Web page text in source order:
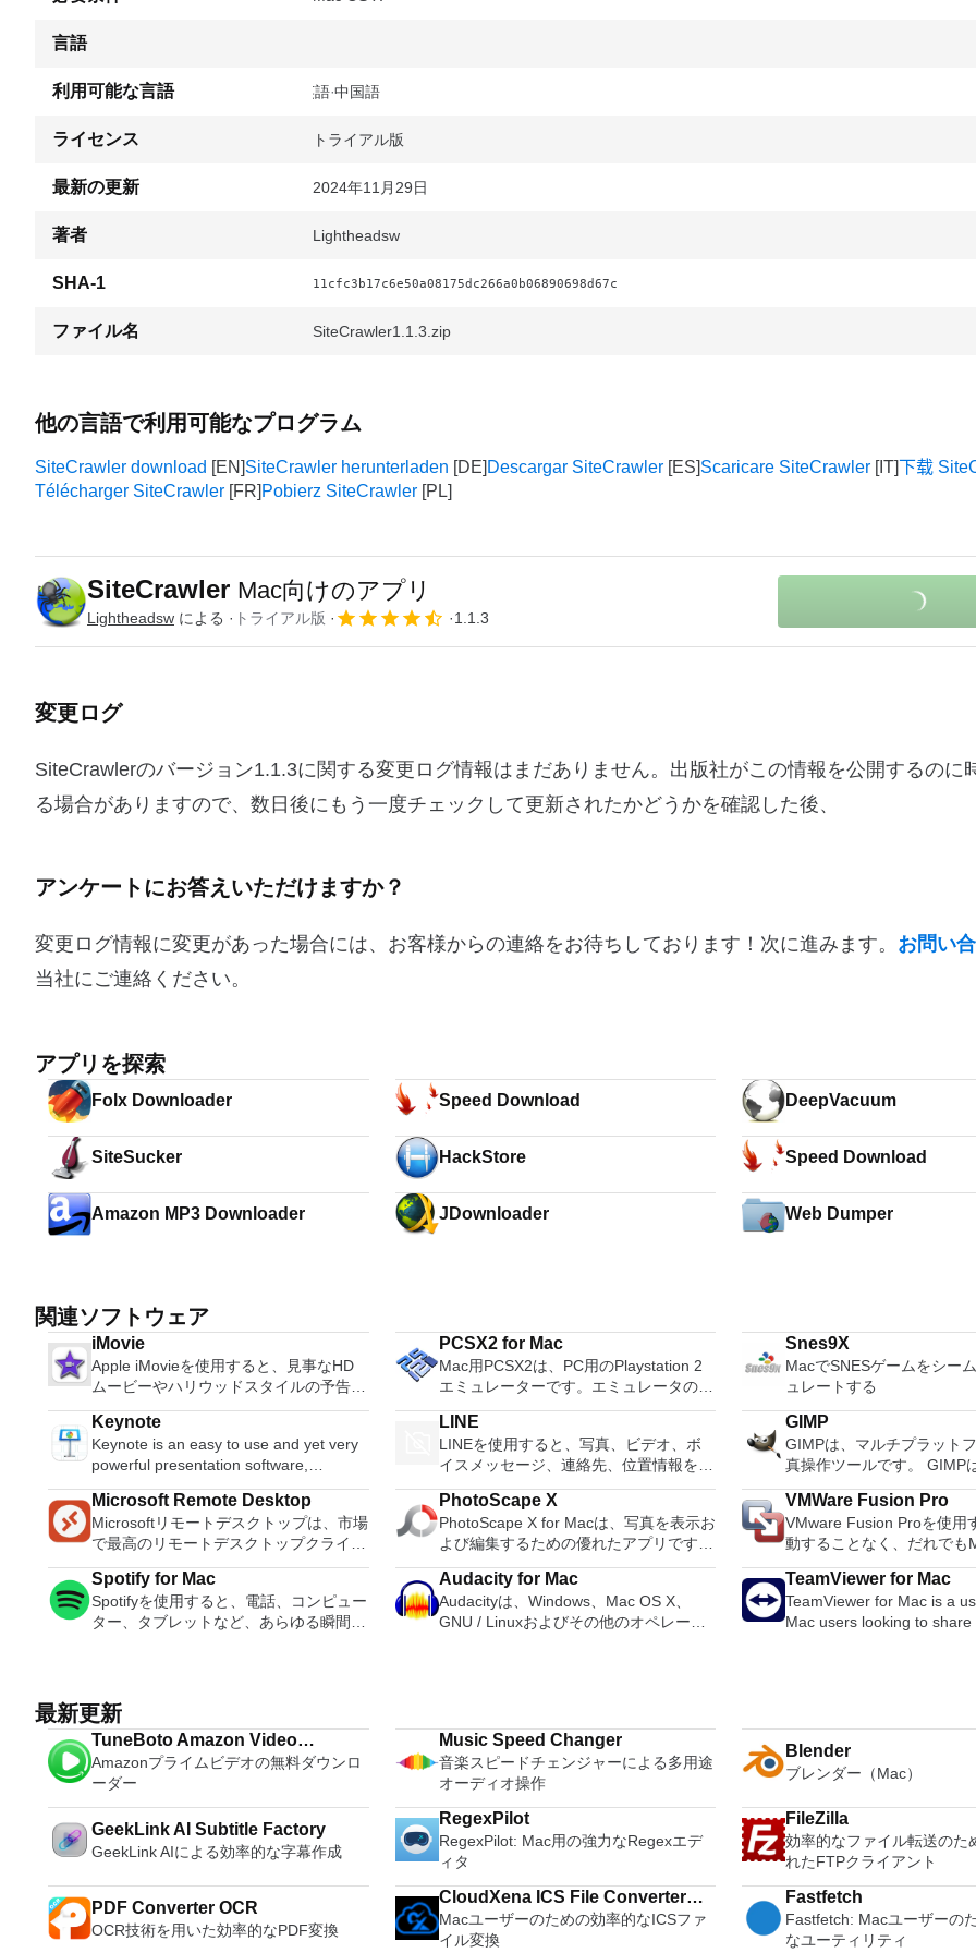
言語
利用可能な言語 英語 中国語
ライセンス トライアル版
最新の更新 2024年11月29日
著者 Lightheadsw
SHA-1 11cfc3b17c6e50a08175dc266a0b06890698d67c
ファイル名 SiteCrawler1.1.3.zip
他の言語で利用可能なプログラム
SiteCrawler download SiteCrawler herunterladen Descargar SiteCrawler Scaricare SiteCrawler
下载
Télécharger SiteCrawler
Pobierz SiteCrawler
SiteCrawler Mac向けのアプリ
Lightheadsw による トライアル版 1.1.3
変更ログ
SiteCrawlerのバージョン1.1.3に関する変更ログ情報はまだありません。出版社がこの情報を公開するのに
る場合がありますので、数日後にもう一度チェックして更新されたかどうかを確認した後、
アンケートにお答えいただけますか？
変更ログ情報に変更があった場合には、お客様からの連絡をお待ちしております！次に進みます。 お問い
当社にご連絡ください。
アプリを探索
Folx Downloader Speed Download DeepVacuum
SiteSucker HackStore Speed Download
Amazon MP3 Downloader JDownloader Web Dumper
関連ソフトウェア
iMovie
Apple iMovieを使用すると、見事なHD
ムービーやハリウッドスタイルの予告編
を作成できます。ビデオライブラリを参
照して、お気に入りのビデオを簡単に共
有できます。ビデオは外部デバイスから
インポートして、簡単に微調整、再配
置、編集してから、共有したりDVDに書
き込んだりできます。 機能が含まれま
す： 日付でサイドバーのイベントをソ
ートするオプション新しいタイトルのフ
ォント、サイズ、色を変更するタイムラ
インのトランジションをダブルクリック
して、継続時間を調整しますイベント内
のクリップの切り取りと回転調整バーを
PCSX2 for Mac
Mac用PCSX2は、PC用のPlaystation 2
エミュレーターです。エミュレータの互
換性率は、プレイ可能なすべてのPS2ゲ
ームの80％以上を誇っています。かなり
強力なコンピューターを所有している場
合、PCSX2 for Macは優れたエミュレー
ターです。また、このアプリケーション
はローエンドコンピューターのサポート
も提供するため、Playstation 2コンソー
ルのすべての所有者は、Macで動作する
ゲームを見ることができます。 Macエ
ミュレーター用PCSX2を使用すると、
PS2コントローラーを使用して本物のプ
レイステーション体験をシミュレートで
次のとおりです。 Savestates：ボタン
を1つ押すだけで、ゲームの現在の「状
態」を保存できます。 無制限のメモリ
保存でき、8MBから64MBまでの単一の
物理カードに制限されなくなりました。
高解像度のグラフィックス：PCSX2 for
Macを使用すると、1080pまたは4K HD
でゲームをプレイできます。 全体的
に、PC PS2 for Mac PS2エミュレータ
ーの機能は優れています。 PS2ゲームを
Snes9X
MacでSNESゲームをシー
ュレートする
Keynote
Keynote is an easy to use and yet very
powerful presentation software,
designed by Apple. The Keynote
software provides you with a massive
array of tools and effects to ensure your
presentations stand out from the crowd.
It can be used for home, academic and
business presentations. There are over
30 Apple-designed themes to choose
from. The visual effects are simply
with a fresh look. Using Keynote you
can create amazing presentations both
quickly and easily. The software uses a
simple drag and drop interface with a
clean and well designed format panel
saves your presentation as you make
changes and with iCloud you can
Mac, iPad, iPhone, iPod Touch and
iCloud.com. You can import a varied
range of media types including; JPEG,
LINE
LINEを使用すると、写真、ビデオ、ボ
イスメッセージ、連絡先、位置情報を友
人と簡単に共有できます。 LINEは、ユ
ーザーが他の多くのプラットフォームと
ともにMacやiOSの仲間のユーザーとや
り取りできる唯一のサービスの1つで
す。 人気アーティスト、有名人、ブラ
ンド、テレビ番組の最新ニュースと特別
クーポンを入手できます。 LINEを使用
すると、1対1のメッセージングとグルー
PCのすべての一般的なスマートフォン
デバイスで利用できます。 主な機能に
含まれるもの LINEステッカー：10,000
を超えるステッカーと顔文字を使用し
た、より楽しく表現力豊かなチャット。
タイムライン：タイムラインを使用して
テキスト、写真、ビデオ、ステッカーを
します。 スナップムービー：わずか10
秒で最高品質のビデオを作成できます。
クールなバックグラウンドミュージック
GIMP
GIMPは、マルチプラット
真操作ツールです。 GIMP
Image Manipulation
す。 GIMPは、写真のレタ
合成、画像の構築など、さ
操作タスクに適しています
能があります。シンプルな
グラム、エキスパート品質
チプログラム、オンライン
ステム、大量生産イメージ
スのメモリ管理により、画
用可能なディスク容量のみ
されます高品質のアンチエ
セルサンプリングアルファ
全サポートレイヤーとチャ
Script-Fuなどの外部プログ
ータベース高度なスクリプ
元に戻す/やり直し（ディ
ってのみ制限されます） 回
Microsoft Remote Desktop
Microsoftリモートデスクトップは、市場
で最高のリモートデスクトップクライア
ントの1つです。 Macバージョンも利用
できるようになりました。 Macバージ
ョンは、ユーザーがPCをMacに接続
し、マシン間でシームレスに作業するの
いコンピューターのネットワークIDを入
力するだけで、接続はほぼ瞬時に確立さ
れます。または、接続を確立する必要が
あるコンピューターの名前を入力するこ
ともできます。ユーザーは、両方のマシ
ンでターミナルサービスがアクティブに
なっていることを確認する必要がありま
す。そうでない場合、接続プロンプトは
コンピューターの両方でハードドライブ
にアクセスできるようにすることや、マ
PhotoScape X
PhotoScape X for Macは、写真を表示お
よび編集するための優れたアプリです。
お気に入りの写真を簡単に表示できるツ
ールが多数用意されています。 ユーザ
ーインターフェイスの外観は基本的です
が、いくつかのテーマを選択することが
ャープ、ぼかしなどの一般的なツールを
使用してすぐに編集を開始できます。編
集が完了したら、画像を同じ場所に保存
するか、個別に保存することを選択でき
ます。写真は、Facebook、Twitter、
Picasa、Flickrなどのソーシャルネット
ワークでも共有できます。 PhotoScape
X for MacにはGIF作成ツールも備わって
います。このツールは、このアプリケー
ションに1円も払わないと考えた場合に
最適です。複数の写真をバッチ編集し、
VMWare Fusion Pro
VMware Fusion Proを使用
動することなく、だれでも
Windowsや他の何百ものオ
グシステムを実行できます
は、新規ユーザーにとって
プルでありながら、ITプロ
Sierraを搭載したMacで仮
動したり、サンドボックス
macOSを安全にテストした
10を Macの仮想マシンと
ための完全なサポート。 柔軟なアプリ
インタラクションユニティ
Windowsデスクトップが非
め、WindowsアプリをMac
に実行できます。 Dock、
たはLaunchpadから直接起
Spotify for Mac
Spotifyを使用すると、電話、コンピュー
ター、タブレットなど、あらゆる瞬間に
リラックスのいずれでも、適切な音楽が
いつでも手元にあります。聴きたいもの
を選択するか、Spotifyに驚かせてくださ
い。 また、友人、アーティスト、有名
人の音楽コレクションを閲覧したり、ラ
ジオ局を作成して座ったりすることもで
きます。 Spotifyであなたの人生をサウ
ンドトラックしましょう。購読または無
Audacity for Mac
Audacityは、Windows、Mac OS X、
GNU / Linuxおよびその他のオペレーテ
す。 テープと記録をデジタル録音また
はCDに変換します。 Ogg Vorbis、
MP3、WAVまたはAIFFサウンドファイ
ルを編集します。 サウンドをカット、
コピー、スプライス、またはミックスし
ます。 録音の速度またはピッチを変更
します。 LADSPAプラグインで新しいエ
フェクトを追加します。 AC3、M4A /
M4R（AAC）、WMA、およびオプショ
ンのライブラリを使用してサポートされ
るその他の形式。 システム要件：
TeamViewer for Mac
TeamViewer for Mac is a
Mac users looking to share
millions of users to share
access remote computers,
even conduct virtual
TeamViewer connects to
server around the world
seconds. You can remote
partner's Mac as if you
in front of it. Features: Control
computers remotely via
Record your session and
video file for playback
最新更新
TuneBoto Amazon Video
Downloader
Amazonプライムビデオの無料ダウンロ
ーダー
Music Speed Changer
音楽スピードチェンジャーによる多用途
オーディオ操作
Blender
ブレンダー（Mac）
GeekLink AI Subtitle Factory
GeekLink AIによる効率的な字幕作成
RegexPilot
RegexPilot: Mac用の強力なRegexエデ
ィタ
FileZilla
効率的なファイル転送のた
れたFTPクライアント
PDF Converter OCR
OCR技術を用いた効率的なPDF変換
CloudXena ICS File Converter
Tool
Macユーザーのための効率的なICSファ
イル変換
Fastfetch
Fastfetch: Macユーザーの
なユーティリティ